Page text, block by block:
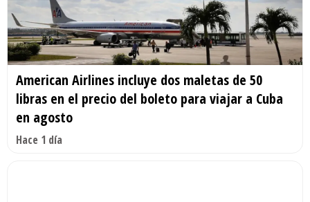
American Airlines incluye dos maletas de 50
libras en el precio del boleto para viajar a Cuba
en agosto
Hace 1 día